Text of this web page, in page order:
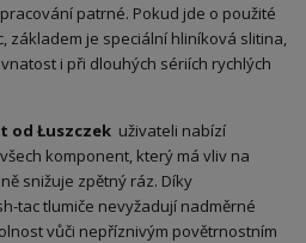
patrné. Pokud jde o použité
základem je speciální hliníková slitina,
i při dlouhých sériích rychlých
od Łuszczek uživateli nabízí
komponent, který má vliv na
snižuje zpětný ráz. Díky
tac tlumiče nevyžadují nadměrné
vůči nepříznivým povětrnostním